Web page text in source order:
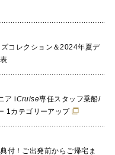
コレクション＆2024年夏デ
アiCruise専任スタッフ乗船/
1カテゴリーアップ
付！ご出発前からご帰宅ま